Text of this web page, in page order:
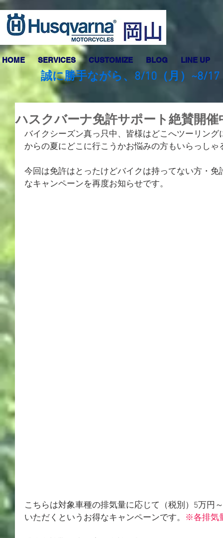
HOME SERVICES CUSTOMIZE BLOG LINE UP
誠に勝手ながら、8/10（月）~8/
ハスクバーナ免許サポート絶賛開催
バイクシーズン真っ只中、皆様はどこへツーリン
からの夏にどこに行こうかお悩みの方もいらっしゃ
今回は免許はとったけどバイクは持ってない方・
なキャンペーンを再度お知らせです。
こちらは対象車種の排気量に応じて（税別）5万円
いただくというお得なキャンペーンです。 ※各排気